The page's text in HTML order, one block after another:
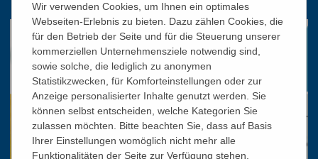
Wir verwenden Cookies, um Ihnen ein optimales
Webseiten-Erlebnis zu bieten. Dazu zählen Cookies, die
für den Betrieb der Seite und für die Steuerung unserer
kommerziellen Unternehmensziele notwendig sind,
sowie solche, die lediglich zu anonymen
Statistikzwecken, für Komforteinstellungen oder zur
Anzeige personalisierter Inhalte genutzt werden. Sie
können selbst entscheiden, welche Kategorien Sie
zulassen möchten. Bitte beachten Sie, dass auf Basis
Ihrer Einstellungen womöglich nicht mehr alle
Funktionalitäten der Seite zur Verfügung stehen.